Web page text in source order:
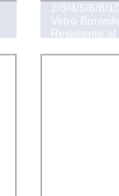
2/3/4/5/6/8/
Vetro
Resistente